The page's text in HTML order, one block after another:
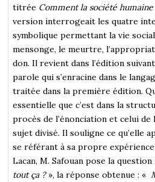
titrée Comment la société
version interrogeait les quatre
symbolique permettant la vie
mensonge, le meurtre,
don. Il revient dans l’édition
parole qui s’enracine dans le
traitée dans la première édition.
essentielle que c’est dans la
procès de l’énonciation et celui de
sujet divisé. Il souligne ce qu’elle
se référant à sa propre
Lacan, M. Safouan pose la question
tout ça ?», la réponse obtenue : «